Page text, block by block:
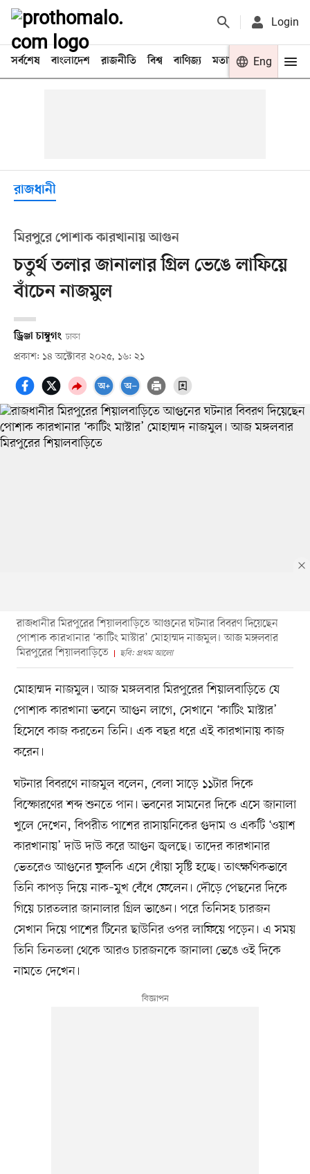
Login
সর্বশেষ বাংলাদেশ রাজনীতি বিশ্ব বাণিজ্য মতামত খেলা
Eng
রাজধানী
মিরপুরে পোশাক কারখানায় আগুন
চতুর্থ তলার জানালার গ্রিল ভেঙে লাফিয়ে
বাঁচেন নাজমুল
ড্রিঞ্জা চাম্বুগং ঢাকা
প্রকাশ: ১৪ অক্টোবর ২০২৫, ১৬: ২১
রাজধানীর মিরপুরের শিয়ালবাড়িতে আগুনের ঘটনার বিবরণ দিয়েছেন
পোশাক কারখানার ‘কাটিং মাস্টার’ মোহাম্মদ নাজমুল। আজ মঙ্গলবার
মিরপুরের শিয়ালবাড়িতে
ছবি: প্রথম আলো
মোহাম্মদ নাজমুল। আজ মঙ্গলবার মিরপুরের শিয়ালবাড়িতে যে
পোশাক কারখানা ভবনে আগুন লাগে, সেখানে ‘কাটিং মাস্টার’
হিসেবে কাজ করতেন তিনি। এক বছর ধরে এই কারখানায় কাজ
করেন।
ঘটনার বিবরণে নাজমুল বলেন, বেলা সাড়ে ১১টার দিকে
বিস্ফোরণের শব্দ শুনতে পান। ভবনের সামনের দিকে এসে জানালা
খুলে দেখেন, বিপরীত পাশের রাসায়নিকের গুদাম ও একটি ‘ওয়াশ
কারখানায়’ দাউ দাউ করে আগুন জ্বলছে। তাদের কারখানার
ভেতরেও আগুনের ফুলকি এসে ধোঁয়া সৃষ্টি হচ্ছে। তাৎক্ষণিকভাবে
তিনি কাপড় দিয়ে নাক–মুখ বেঁধে ফেলেন। দৌড়ে পেছনের দিকে
গিয়ে চারতলার জানালার গ্রিল ভাঙেন। পরে তিনিসহ চারজন
সেখান দিয়ে পাশের টিনের ছাউনির ওপর লাফিয়ে পড়েন। এ সময়
তিনি তিনতলা থেকে আরও চারজনকে জানালা ভেঙে ওই দিকে
নামতে দেখেন।